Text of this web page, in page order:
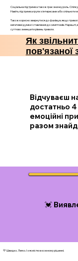
Соціальна підтримка також грає значну роль.
Навіть підтримка групи з інтересами або
Також корисно звернутися до фахівця, якщо
негативні думки і ставлення до симптомів.
суттєво зменшити рівень тривоги.
Як
пов'язаної
Відчуваєш
достатньо
емоційні
разом
💓
💛 Швидко. Легко. І з ясністю в кожному рішенні.